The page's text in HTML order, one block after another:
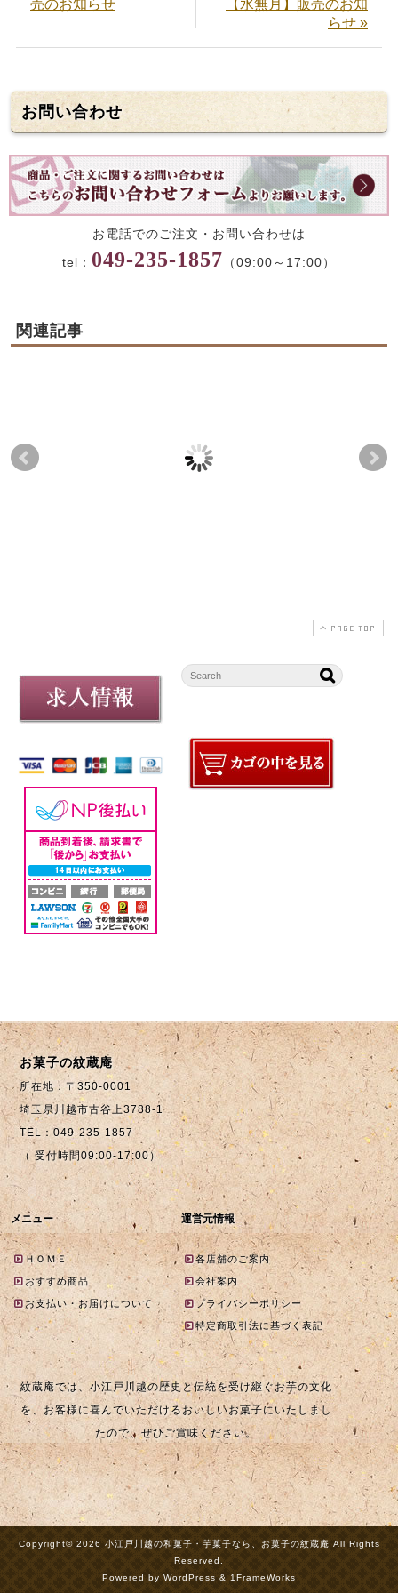
売のお知らせ
【水無月】販売のお知
らせ »
お問い合わせ
お電話でのご注文・お問い合わせは
tel： 049-235-1857 （09:00～17:00）
関連記事
PAGE TOP
お菓子の紋蔵庵
所在地：〒350-0001
埼玉県川越市古谷上3788-1
TEL：049-235-1857
（ 受付時間09:00-17:00）
メニュー
ＨＯＭＥ
おすすめ商品
お支払い・お届けについて
運営元情報
各店舗のご案内
会社案内
プライバシーポリシー
特定商取引法に基づく表記
紋蔵庵では、小江戸川越の歴史と伝統を受け継ぐお芋の文化
を、お客様に喜んでいただけるおいしいお菓子にいたしまし
たので、ぜひご賞味ください。
Copyright© 2026 小江戸川越の和菓子・芋菓子なら、お菓子の紋蔵庵 All Rights
Reserved.
Powered by WordPress & 1FrameWorks